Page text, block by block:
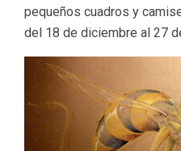
pequeños cuadros y
del 18 de diciembre al 27